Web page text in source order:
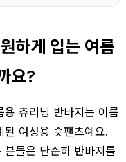
하게 입는 여름
요?
츄리닝 반바지는 이름
여성용 숏팬츠예요.
들은 단순히 반바지를